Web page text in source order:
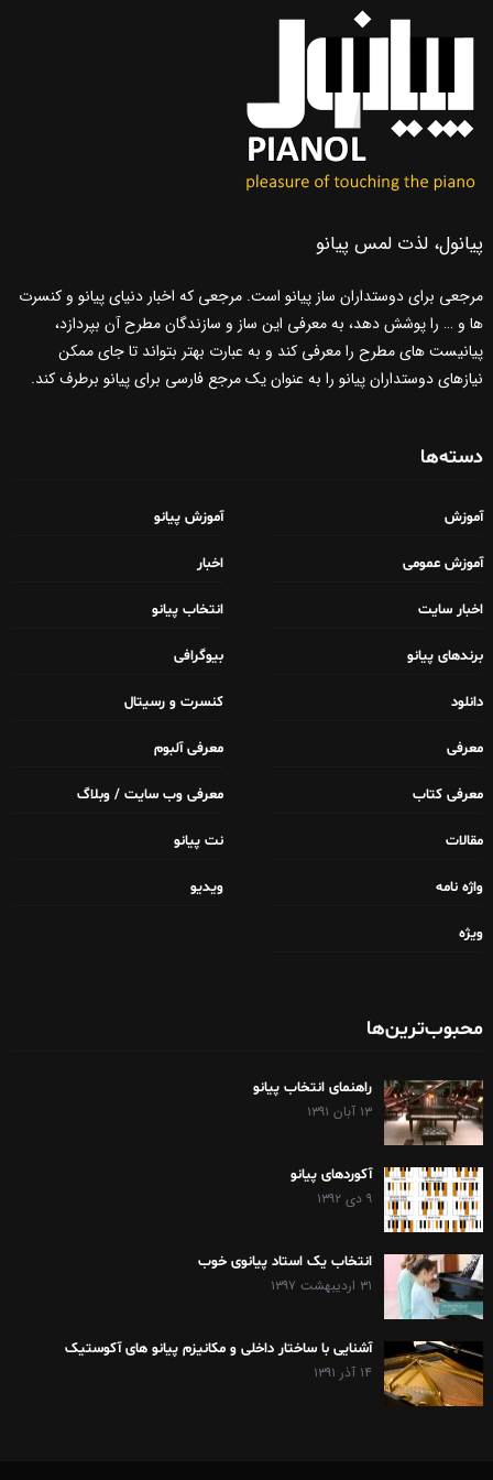
پیانول، لذت لمس پیانو
مرجعی برای دوستداران ساز پیانو است. مرجعی که اخبار دنیای پیانو و کنسرت
ها و … را پوشش دهد، به معرفی این ساز و سازندگان مطرح آن بپردازد،
پیانیست های مطرح را معرفی کند و به عبارت بهتر بتواند تا جای ممکن
نیازهای دوستداران پیانو را به عنوان یک مرجع فارسی برای پیانو برطرف کند.
دسته‌ها
آموزش آموزش پیانو
آموزش عمومی اخبار
اخبار سایت انتخاب پیانو
برندهای پیانو بیوگرافی
دانلود کنسرت و رسیتال
معرفی معرفی آلبوم
معرفی کتاب معرفی وب سایت / وبلاگ
مقالات نت پیانو
واژه نامه ویدیو
ویژه
محبوب‌ترین‌ها
راهنمای انتخاب پیانو
۱۳ آبان ۱۳۹۱
آکوردهای پیانو
۹ دی ۱۳۹۲
انتخاب یک استاد پیانوی خوب
۳۱ اردیبهشت ۱۳۹۷
آشنایی با ساختار داخلی و مکانیزم پیانو های آکوستیک
۱۴ آذر ۱۳۹۱